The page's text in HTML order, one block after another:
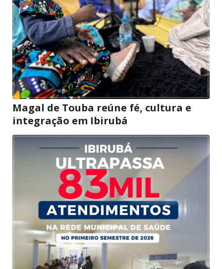
Magal de Touba reúne fé, cultura e
integração em Ibirubá